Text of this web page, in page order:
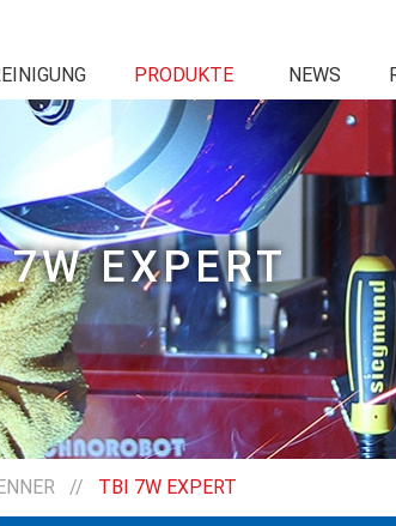
PRODUKTE NEWS
EXPERT
// TBI 7W EXPERT